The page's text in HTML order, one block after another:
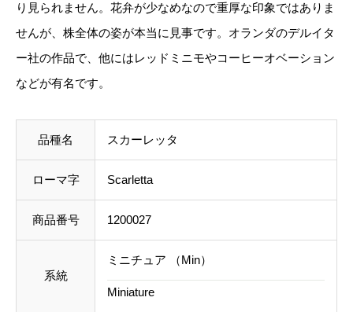
ルを承っております。
事前のお見積もりがご希望の場合は「お問い合わせフ
ォーム」よりご連絡をお願いいたします。
り見られません。花弁が少なめなので重厚な印象ではありま
せんが、株全体の姿が本当に見事です。オランダのデルイタ
ー社の作品で、他にはレッドミニモやコーヒーオベーション
などが有名です。
品種名 スカーレッタ
ローマ字 Scarletta
商品番号 1200027
系統
ミニチュア （Min）
Miniature